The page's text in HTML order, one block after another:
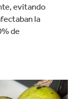
evitando
la
de